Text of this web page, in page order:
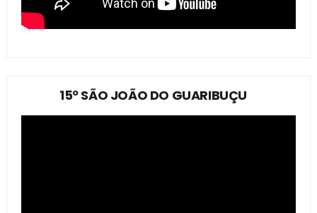
15º SÃO JOÃO DO GUARIBUÇU